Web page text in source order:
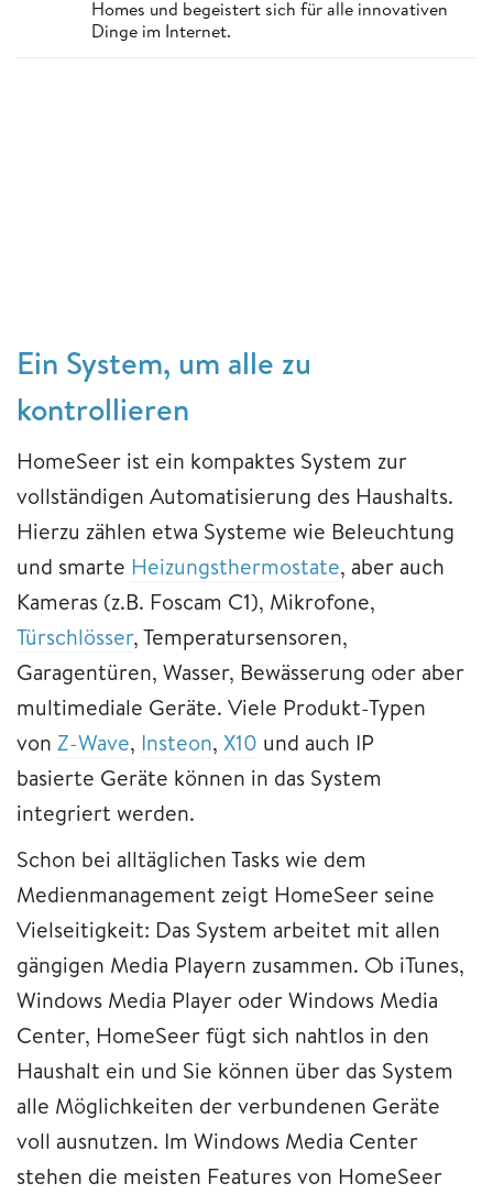
Homes und begeistert sich für alle innovativen
Dinge im Internet.
Ein System, um alle zu
kontrollieren
HomeSeer ist ein kompaktes System zur
vollständigen Automatisierung des Haushalts.
Hierzu zählen etwa Systeme wie Beleuchtung
und smarte Heizungsthermostate, aber auch
Kameras (z.B. Foscam C1), Mikrofone,
Türschlösser, Temperatursensoren,
Garagentüren, Wasser, Bewässerung oder aber
multimediale Geräte. Viele Produkt-Typen
von Z-Wave, Insteon, X10 und auch IP
basierte Geräte können in das System
integriert werden.
Schon bei alltäglichen Tasks wie dem
Medienmanagement zeigt HomeSeer seine
Vielseitigkeit: Das System arbeitet mit allen
gängigen Media Playern zusammen. Ob iTunes,
Windows Media Player oder Windows Media
Center, HomeSeer fügt sich nahtlos in den
Haushalt ein und Sie können über das System
alle Möglichkeiten der verbundenen Geräte
voll ausnutzen. Im Windows Media Center
stehen die meisten Features von HomeSeer